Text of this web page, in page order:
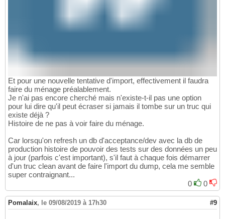
Et pour une nouvelle tentative d'import, effectivement il faudra
faire du ménage préalablement.
Je n'ai pas encore cherché mais n'existe-t-il pas une option
pour lui dire qu'il peut écraser si jamais il tombe sur un truc qui
existe déjà ?
Histoire de ne pas à voir faire du ménage.
Car lorsqu'on refresh un db d'acceptance/dev avec la db de
production histoire de pouvoir des tests sur des données un peu
à jour (parfois c'est important), s'il faut à chaque fois démarrer
d'un truc clean avant de faire l'import du dump, cela me semble
super contraignant...
0
0
Pomalaix, le 09/08/2019 à 17h30 #9